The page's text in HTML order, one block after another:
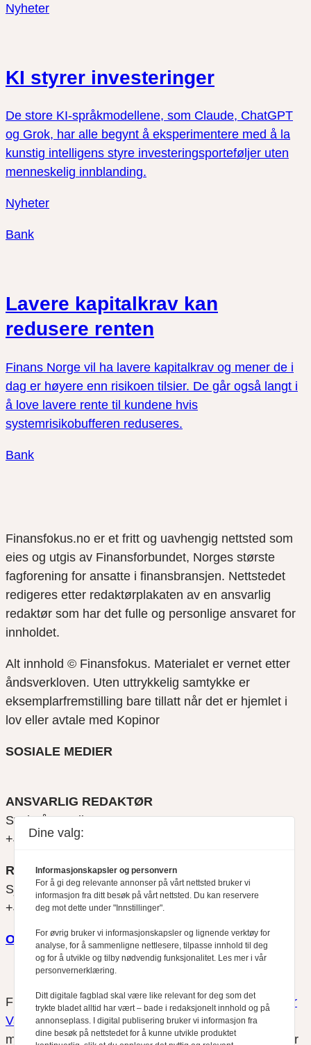
Nyheter
KI styrer investeringer
De store KI-språkmodellene, som Claude, ChatGPT
og Grok, har alle begynt å eksperimentere med å la
kunstig intelligens styre investeringsporteføljer uten
menneskelig innblanding.
Nyheter
Bank
Lavere kapitalkrav kan
redusere renten
Finans Norge vil ha lavere kapitalkrav og mener de i
dag er høyere enn risikoen tilsier. De går også langt i
å love lavere rente til kundene hvis
systemrisikobufferen reduseres.
Bank
Finansfokus.no er et fritt og uavhengig nettsted som
eies og utgis av Finansforbundet, Norges største
fagforening for ansatte i finansbransjen. Nettstedet
redigeres etter redaktørplakaten av en ansvarlig
redaktør som har det fulle og personlige ansvaret for
innholdet.
Alt innhold © Finansfokus. Materialet er vernet etter
åndsverkloven. Uten uttrykkelig samtykke er
eksemplarfremstilling bare tillatt når det er hjemlet i
lov eller avtale med Kopinor
SOSIALE MEDIER
ANSVARLIG REDAKTØR
Svein Åge Eriksen
+47 900 79 547
REDAKTØR
Sjur Anda
+47 470 34 460
Om oss
Finansfokus arbeider etterRedaktørplakatenog
Vær
Varsom-plakatensregler for god presseskikk, som
medlem av Fagpressen. Finansfokus har ikke ansvar
Dine valg:
Informasjonskapsler og personvern
For å gi deg relevante annonser på vårt nettsted bruker vi
informasjon fra ditt besøk på vårt nettsted. Du kan reservere
deg mot dette under "Innstillinger".
For øvrig bruker vi informasjonskapsler og lignende verktøy for
analyse, for å sammenligne nettlesere, tilpasse innhold til deg
og for å utvikle og tilby nødvendig funksjonalitet. Les mer i vår
personvernerklæring.
Ditt digitale fagblad skal være like relevant for deg som det
trykte bladet alltid har vært – bade i redaksjonelt innhold og på
annonseplass. I digital publisering bruker vi informasjon fra
dine besøk på nettstedet for å kunne utvikle produktet